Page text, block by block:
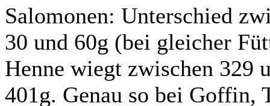
Salomonen: Unterschied
30 und 60g (bei gleicher
Henne wiegt zwischen 329
401g. Genau so bei Goffin,